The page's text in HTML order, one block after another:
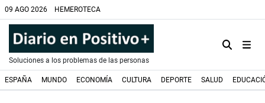
09 AGO 2026 HEMEROTECA
Soluciones a los problemas de las personas
ESPAÑA MUNDO ECONOMÍA CULTURA DEPORTE SALUD